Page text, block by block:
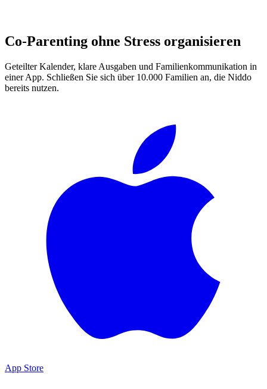
Co-Parenting ohne Stress organisieren
Geteilter Kalender, klare Ausgaben und Familienkommunikation in
einer App. Schließen Sie sich über 10.000 Familien an, die Niddo
bereits nutzen.
App Store